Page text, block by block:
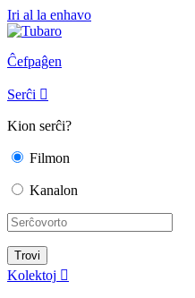
Iri al la enhavo
Ĉefpaĝen
Serĉi 
Kion serĉi?
Filmon
Kanalon
Kolektoj 